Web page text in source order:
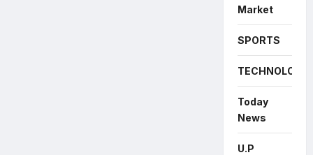
Market
SPORTS
TECHNOLOGY
Today
News
U.P